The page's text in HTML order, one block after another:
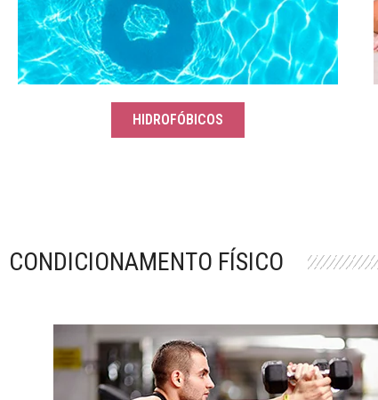
HIDROFÓBICOS
CONDICIONAMENTO FÍSICO